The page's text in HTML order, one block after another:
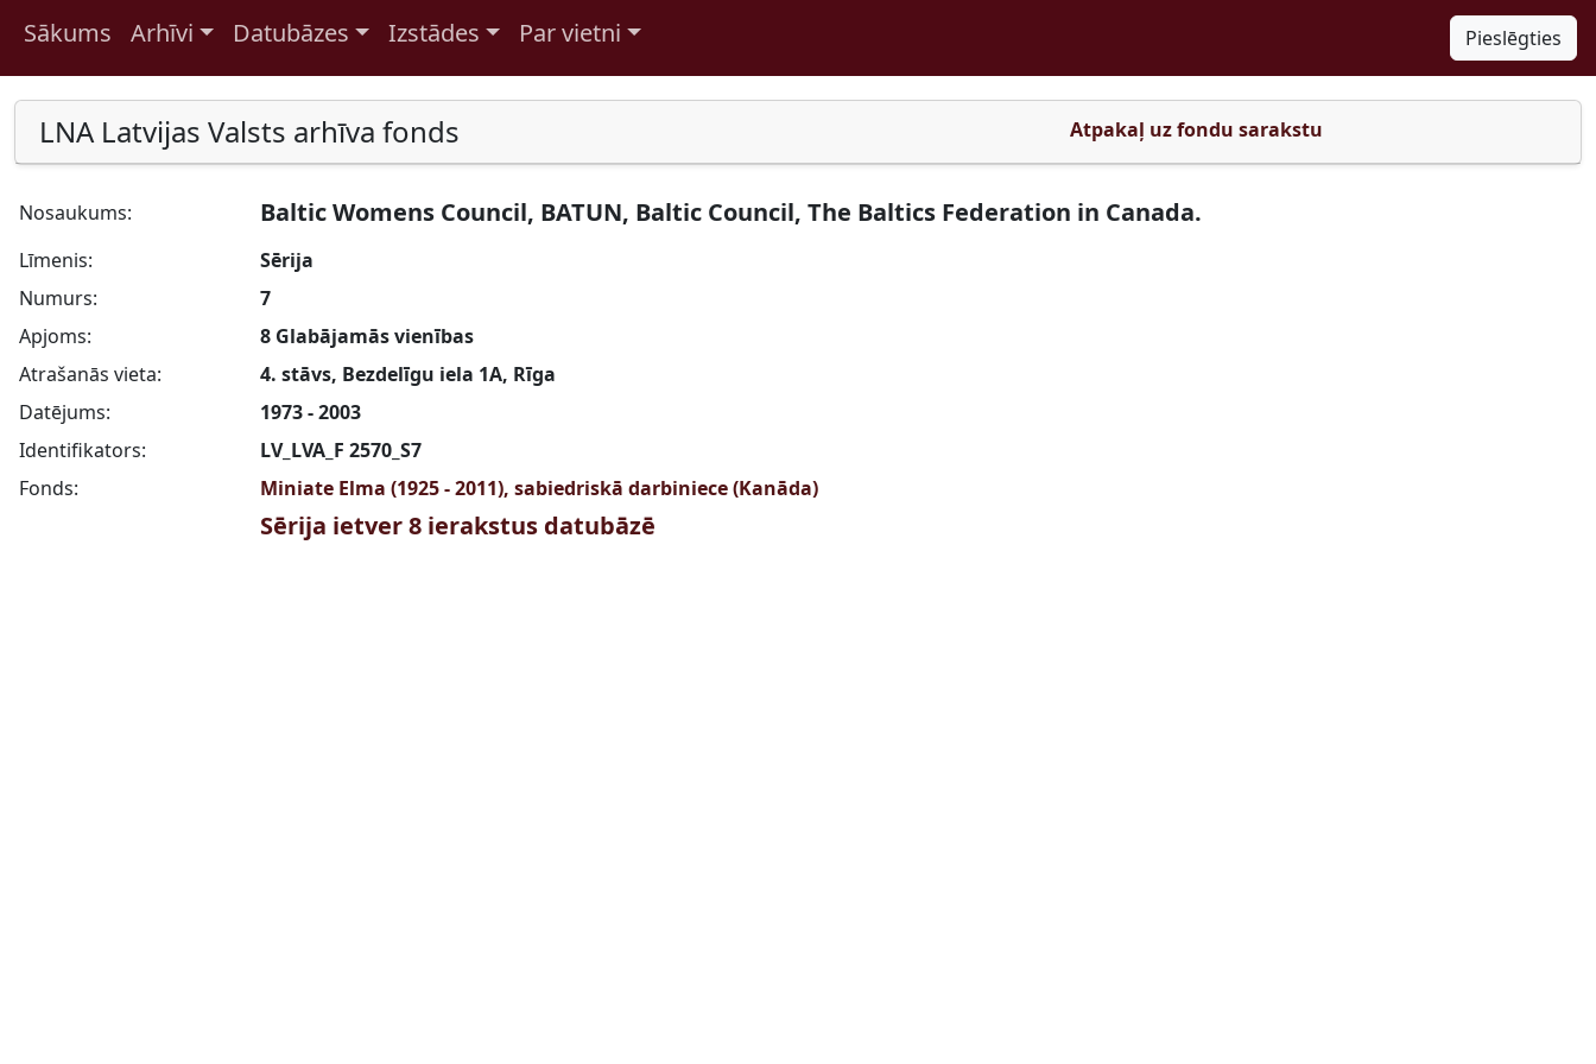
Pāriet uz saturu
Sākums Arhīvi Datubāzes Izstādes Par vietni Pieslēgties
LNA Latvijas Valsts arhīva fonds Atpakaļ uz fondu sarakstu
Nosaukums: Baltic Womens Council, BATUN, Baltic Council, The Baltics Federation in Canada.
Līmenis:
Sērija
Numurs:
7
Apjoms:
8 Glabājamās vienības
Atrašanās vieta:
4. stāvs, Bezdelīgu iela 1A, Rīga
Datējums:
1973 - 2003
Identifikators:
LV_LVA_F 2570_S7
Fonds:
Miniate Elma (1925 - 2011), sabiedriskā darbiniece (Kanāda)
Sērija ietver 8 ierakstus datubāzē